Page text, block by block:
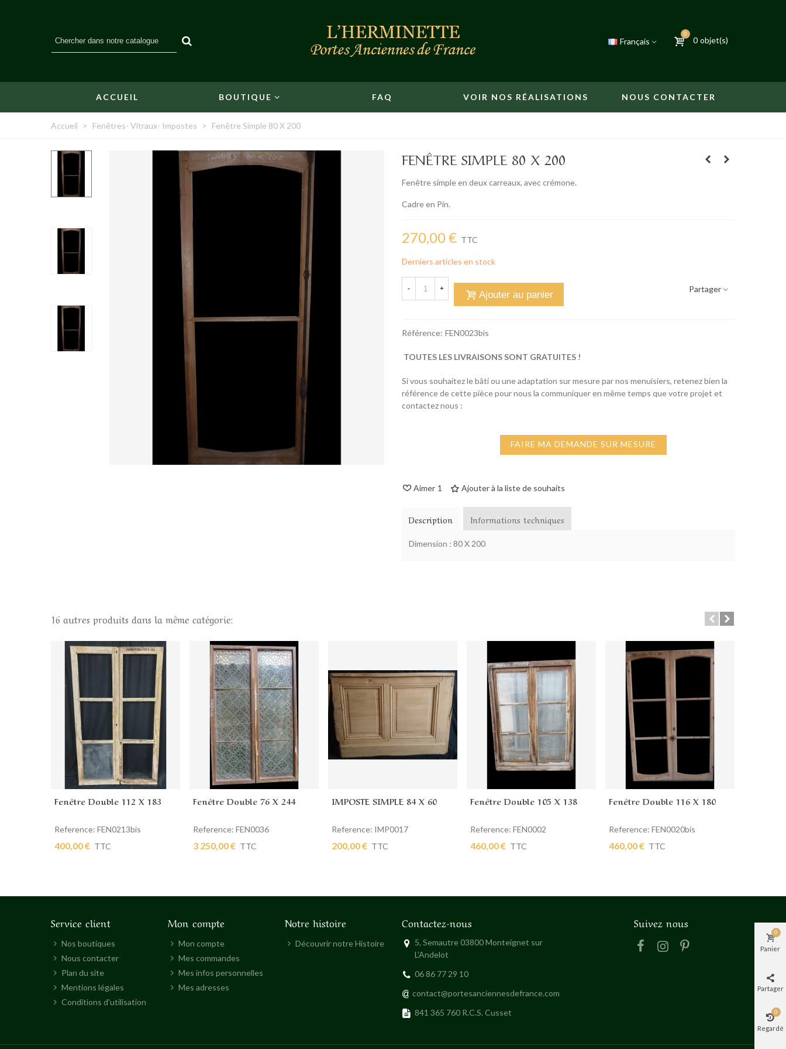
Français
0
0 objet(s)
ACCUEIL BOUTIQUE FAQ VOIR NOS RÉALISATIONS NOUS CONTACTER
Accueil > Fenêtres- Vitraux- Impostes > Fenêtre Simple 80 X 200
FENÊTRE SIMPLE 80 X 200
Fenêtre simple en deux carreaux, avec crémone.
Cadre en Pin.
270,00 € TTC
Derniers articles en stock
- +
Ajouter au panier
Partager
Référence: FEN0023bis
TOUTES LES LIVRAISONS SONT GRATUITES !
Si vous souhaitez le bâti ou une adaptation sur mesure par nos menuisiers, retenez bien la
référence de cette pièce pour nous la communiquer en même temps que votre projet et
contactez nous :
FAIRE MA DEMANDE SUR MESURE
Aimer 1 Ajouter à la liste de souhaits
Description Informations techniques
Dimension : 80 X 200
16 autres produits dans la même catégorie:
Ajouter au panier
Fenêtre Double 112 X 183
Reference: FEN0213bis
400,00 € TTC
Ajouter au panier
Fenêtre Double 76 X 244
Reference: FEN0036
3 250,00 € TTC
Ajouter au panier
IMPOSTE SIMPLE 84 X 60
Reference: IMP0017
200,00 € TTC
Ajouter au panier
Fenêtre Double 105 X 138
Reference: FEN0002
460,00 € TTC
Ajouter au panier
Fenêtre Double 116 X 180
Reference: FEN0020bis
460,00 € TTC
Service client
Nos boutiques
Nous contacter
Plan du site
Mentions légales
Conditions d'utilisation
Mon compte
Mon compte
Mes commandes
Mes infos personnelles
Mes adresses
Notre histoire
Découvrir notre Histoire
Contactez-nous
5, Semautre 03800 Monteignet sur
L'Andelot
06 86 77 29 10
contact@portesanciennesdefrance.com
841 365 760 R.C.S. Cusset
Suivez nous
Panier
0
Partager
Regardé
0